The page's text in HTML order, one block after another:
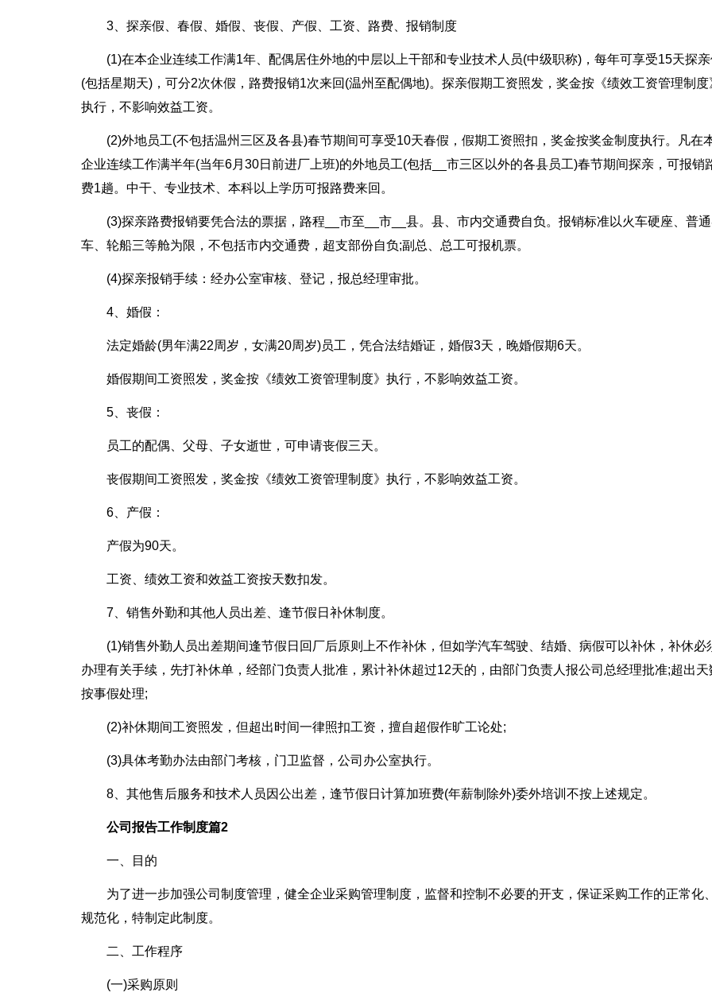
3、探亲假、春假、婚假、丧假、产假、工资、路费、报销制度
(1)在本企业连续工作满1年、配偶居住外地的中层以上干部和专业技术人员(中级职称)，每年可享受15天探
(包括星期天)，可分2次休假，路费报销1次来回(温州至配偶地)。探亲假期工资照发，奖金按《绩效工资管理制度
执行，不影响效益工资。
(2)外地员工(不包括温州三区及各县)春节期间可享受10天春假，假期工资照扣，奖金按奖金制度执行。凡在
企业连续工作满半年(当年6月30日前进厂上班)的外地员工(包括__市三区以外的各县员工)春节期间探亲，可报销
费1趟。中干、专业技术、本科以上学历可报路费来回。
(3)探亲路费报销要凭合法的票据，路程__市至__市__县。县、市内交通费自负。报销标准以火车硬座、普
车、轮船三等舱为限，不包括市内交通费，超支部份自负;副总、总工可报机票。
(4)探亲报销手续：经办公室审核、登记，报总经理审批。
4、婚假：
法定婚龄(男年满22周岁，女满20周岁)员工，凭合法结婚证，婚假3天，晚婚假期6天。
婚假期间工资照发，奖金按《绩效工资管理制度》执行，不影响效益工资。
5、丧假：
员工的配偶、父母、子女逝世，可申请丧假三天。
丧假期间工资照发，奖金按《绩效工资管理制度》执行，不影响效益工资。
6、产假：
产假为90天。
工资、绩效工资和效益工资按天数扣发。
7、销售外勤和其他人员出差、逢节假日补休制度。
(1)销售外勤人员出差期间逢节假日回厂后原则上不作补休，但如学汽车驾驶、结婚、病假可以补休，补休必
办理有关手续，先打补休单，经部门负责人批准，累计补休超过12天的，由部门负责人报公司总经理批准;超出天
按事假处理;
(2)补休期间工资照发，但超出时间一律照扣工资，擅自超假作旷工论处;
(3)具体考勤办法由部门考核，门卫监督，公司办公室执行。
8、其他售后服务和技术人员因公出差，逢节假日计算加班费(年薪制除外)委外培训不按上述规定。
公司报告工作制度篇2
一、目的
为了进一步加强公司制度管理，健全企业采购管理制度，监督和控制不必要的开支，保证采购工作的正常化
规范化，特制定此制度。
二、工作程序
(一)采购原则